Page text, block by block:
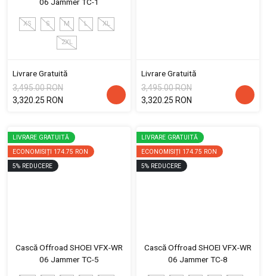
XS S M L XL
2XL
Livrare Gratuită
3,495.00 RON
3,320.25 RON
Livrare Gratuită
3,495.00 RON
3,320.25 RON
LIVRARE GRATUITĂ
ECONOMISIȚI 174.75 RON
5% REDUCERE
Cască Offroad SHOEI VFX-WR
06 Jammer TC-5
LIVRARE GRATUITĂ
ECONOMISIȚI 174.75 RON
5% REDUCERE
Cască Offroad SHOEI VFX-WR
06 Jammer TC-8